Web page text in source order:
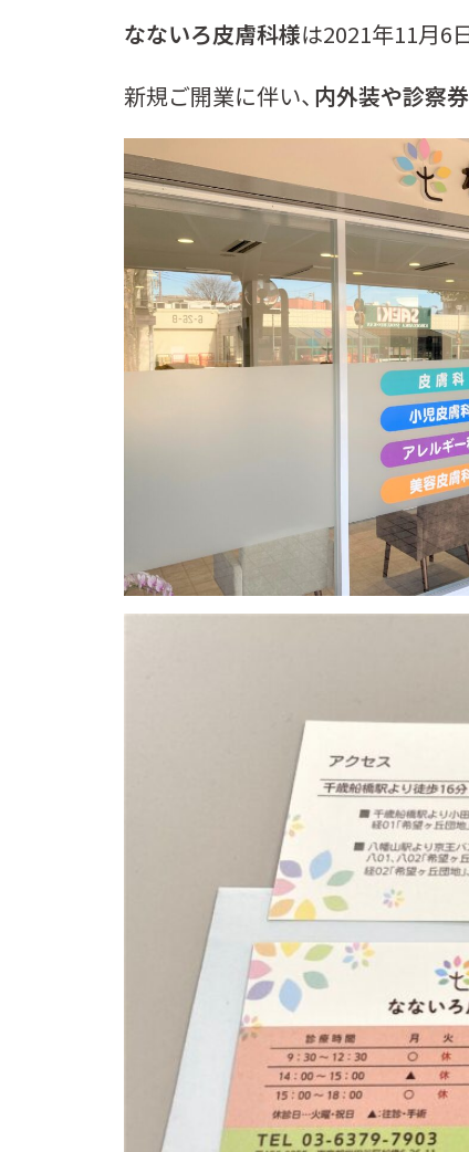
なないろ皮膚科様は2021年11月6
新規ご開業に伴い、 内外装や診察